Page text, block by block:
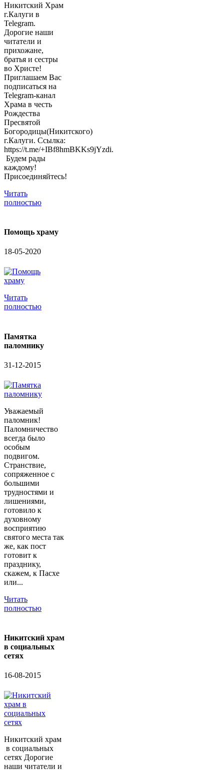
Никитский Храм
г.Калуги в
Telegram.
Дорогие наши
читатели и
прихожане,
братья и сестры
во Христе!
Приглашаем Вас
подписаться на
Telegram-канал
Храма в честь
Рождества
Пресвятой
Богородицы(Никитского)
г.Калуги. Ссылка:
https://t.me/+IBf8hmBKKs9jYzdi.
Будем рады
каждому!
Присоединяйтесь!
Читать
полностью
Помощь храму
18-05-2020
Читать
полностью
Памятка
паломнику
31-12-2015
Уважаемый
паломник!
Паломничество
всегда было
особым
подвигом.
Странствие,
сопряженное с
большими
трудностями и
лишениями,
готовило к
духовному
восприятию
святого места так
же, как пост
готовит к
празднику,
скажем, к Пасхе
или...
Читать
полностью
Никитский храм
в социальных
сетях
16-08-2015
Никитский храм
в социальных
сетях Дорогие
наши читатели и